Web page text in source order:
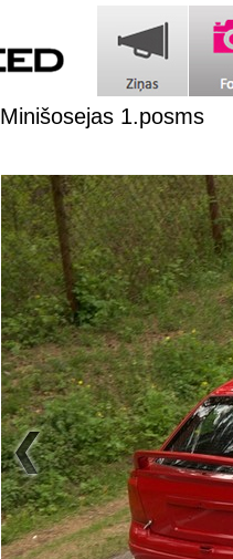
Minišosejas 1.posms